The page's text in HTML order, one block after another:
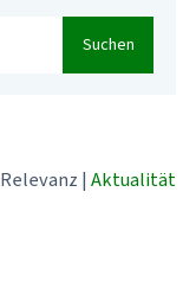
Suchen
Relevanz | Aktualität